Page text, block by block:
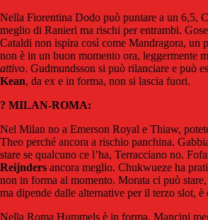
Nella Fiorentina Dodo può puntare a un 6,5,
meglio di Ranieri ma rischi per entrambi.
Cataldi non ispira così come Mandragora, un
non è in un buon momento ora, leggermente
attivo. Gudmundsson si può rilanciare e può
Kean, da ex e in forma, non si lascia fuori.
? MILAN-ROMA:
Nel Milan no a Emerson Royal e Thiaw,
Theo perché ancora a rischio panchina.
stare se qualcuno ce l’ha, Terracciano no.
Reijnders ancora meglio. Chukwueze ha
non in forma al momento. Morata ci può
ma dipende dalle alternative per il terzo slot, è
Nella Roma Hummels è in forma, Mancini